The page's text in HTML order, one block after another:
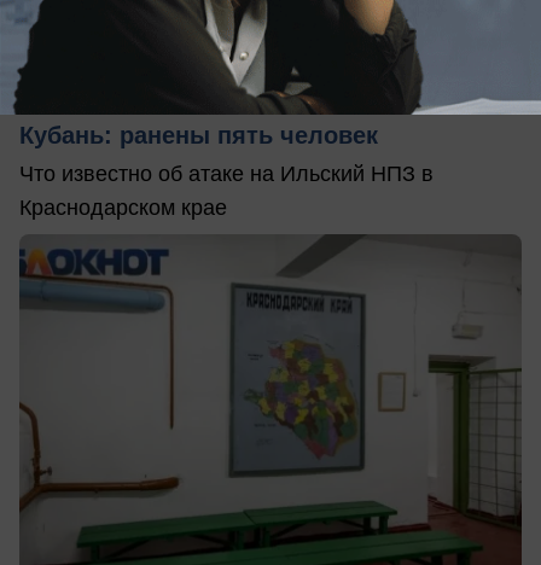
Происшествия
Ильский НПЗ горит после атаки БПЛА на
Кубань: ранены пять человек
Что известно об атаке на Ильский НПЗ в
Краснодарском крае